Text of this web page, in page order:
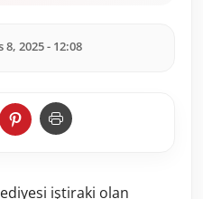
8, 2025 - 12:08
iştiraki olan